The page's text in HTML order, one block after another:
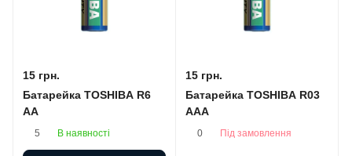
15 грн.
Батарейка TOSHIBA R6
AA
5 В наявності
15 грн.
Батарейка TOSHIBA R03
AAA
0 Під замовлення